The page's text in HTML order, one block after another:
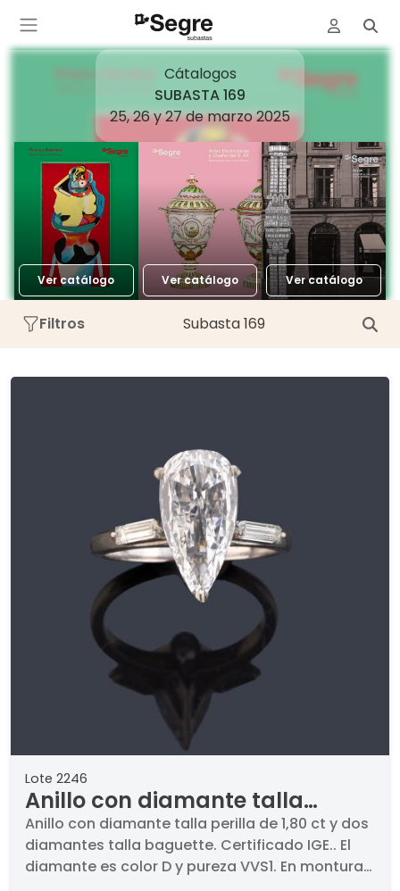
Cátalogos
SUBASTA 169
25, 26 y 27 de marzo 2025
Ver catálogo Ver catálogo Ver catálogo
Filtros Subasta 169
Lote 2246
Anillo con diamante talla
perilla de 1,80 ct y dos
diamantes talla baguette.
Certificado IGE.
Anillo con diamante talla perilla de 1,80 ct y dos
diamantes talla baguette. Certificado IGE.. El
diamante es color D y pureza VVS1. En montura